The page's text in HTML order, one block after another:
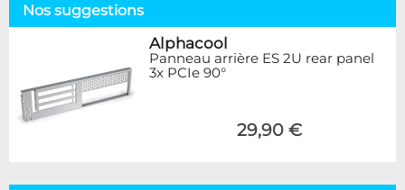
Nos suggestions
Alphacool
Panneau arrière ES 2U rear panel
3x PCIe 90°
29,90 €